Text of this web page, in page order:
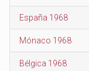
España 1968
Mónaco 1968
Bélgica 1968